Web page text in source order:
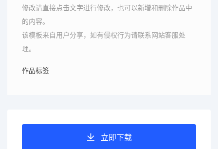
修改请直接点击文字进行修改，也可以新增和删除作品中
的内容。
该模板来自用户分享，如有侵权行为请联系网站客服处
理。
作品标签
立即下载